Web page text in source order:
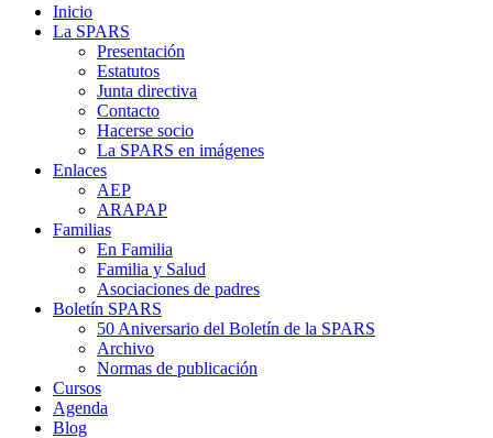
Inicio
La SPARS
Presentación
Estatutos
Junta directiva
Contacto
Hacerse socio
La SPARS en imágenes
Enlaces
AEP
ARAPAP
Familias
En Familia
Familia y Salud
Asociaciones de padres
Boletín SPARS
50 Aniversario del Boletín de la SPARS
Archivo
Normas de publicación
Cursos
Agenda
Blog